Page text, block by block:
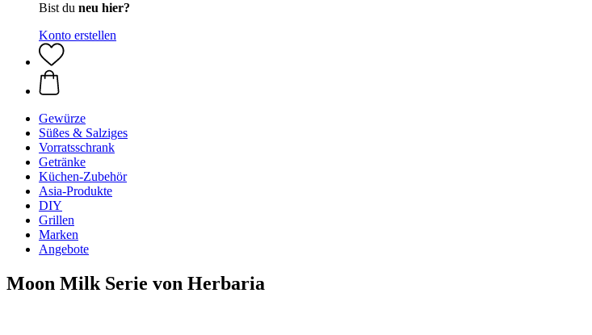
Bist du neu hier?
Konto erstellen
Gewürze
Süßes & Salziges
Vorratsschrank
Getränke
Küchen-Zubehör
Asia-Produkte
DIY
Grillen
Marken
Angebote
Moon Milk Serie von Herbaria